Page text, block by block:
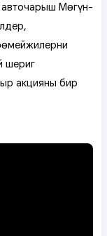
Мөңгүн-
шериг
акцияның бир